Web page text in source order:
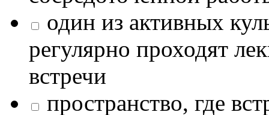
один из активных
регулярно проходят
встречи
пространство, где